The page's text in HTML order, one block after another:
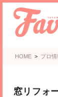
HOME > プロ情
窓リフォ